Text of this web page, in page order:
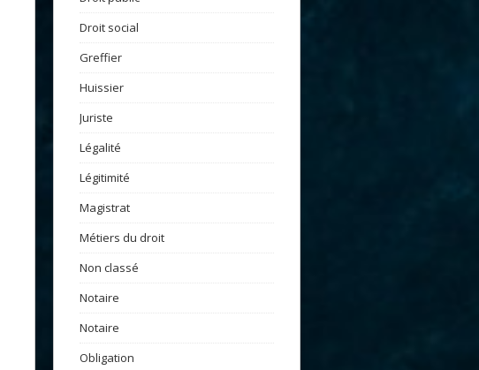
Droit social
Greffier
Huissier
Juriste
Légalité
Légitimité
Magistrat
Métiers du droit
Non classé
Notaire
Notaire
Obligation